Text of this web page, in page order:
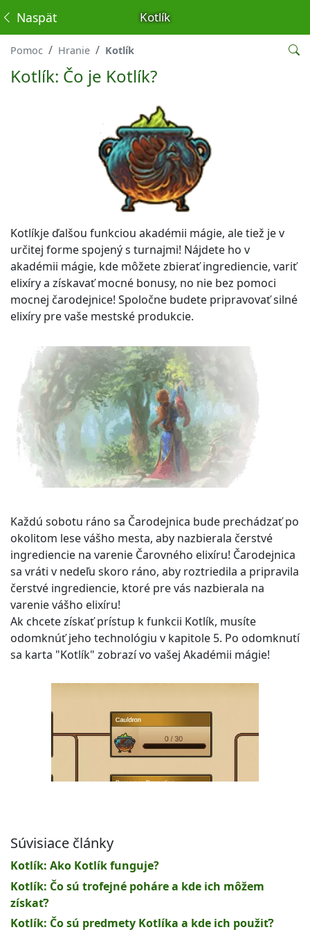
Kotlík
Naspäť
Pomoc Hranie Kotlík
Kotlík: Čo je Kotlík?
Kotlíkje ďalšou funkciou akadémii mágie, ale tiež je v
určitej forme spojený s turnajmi! Nájdete ho v
akadémii mágie, kde môžete zbierať ingrediencie, variť
elixíry a získavať mocné bonusy, no nie bez pomoci
mocnej čarodejnice! Spoločne budete pripravovať silné
elixíry pre vaše mestské produkcie.
Každú sobotu ráno sa Čarodejnica bude prechádzať po
okolitom lese vášho mesta, aby nazbierala čerstvé
ingrediencie na varenie Čarovného elixíru! Čarodejnica
sa vráti v nedeľu skoro ráno, aby roztriedila a pripravila
čerstvé ingrediencie, ktoré pre vás nazbierala na
varenie vášho elixíru!
Ak chcete získať prístup k funkcii Kotlík, musíte
odomknúť jeho technológiu v kapitole 5. Po odomknutí
sa karta "Kotlík" zobrazí vo vašej Akadémii mágie!
Súvisiace články
Kotlík: Ako Kotlík funguje?
Kotlík: Čo sú trofejné poháre a kde ich môžem
získať?
Kotlík: Čo sú predmety Kotlíka a kde ich použiť?